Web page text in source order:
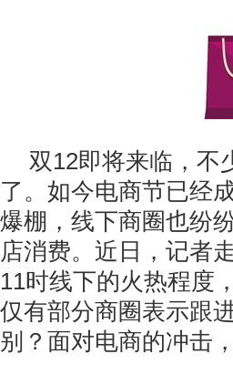
双12即将来临，不
了。如今电商节已经
爆棚，线下商圈也纷
店消费。近日，记者
11时线下的火热程度
仅有部分商圈表示跟
别？面对电商的冲击